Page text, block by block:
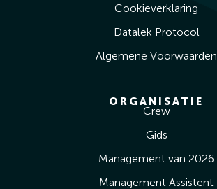
Cookieverklaring
Datalek Protocol
Algemene Voorwaarden
ORGANISATIE
Crew
Gids
Management van 2026
Management Assistent